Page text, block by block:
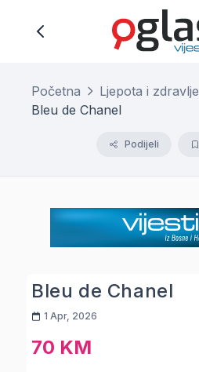
Početna Ljepota i zdravlje
Bleu de Chanel
Podijeli
Bleu de Chanel
1 Apr, 2026
70 KM